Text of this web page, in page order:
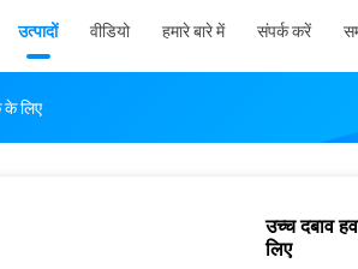
उत्पादों वीडियो हमारे बारे में संपर्क करें
के लिए
उच्च दबाव
लिए